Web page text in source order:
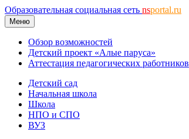
Образовательная социальная сеть nsportal.ru
Меню
Обзор возможностей
Детский проект «Алые паруса»
Аттестация педагогических работников
Детский сад
Начальная школа
Школа
НПО и СПО
ВУЗ